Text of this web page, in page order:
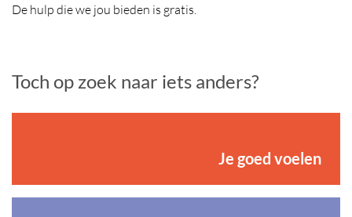
De hulp die we jou bieden is gratis.
Toch op zoek naar iets anders?
Je goed voelen